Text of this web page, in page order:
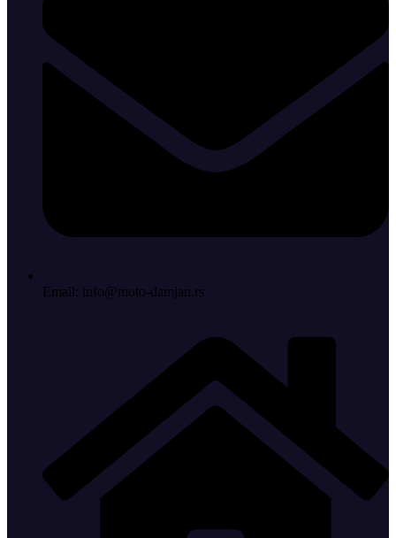
Email: info@moto-damjan.rs